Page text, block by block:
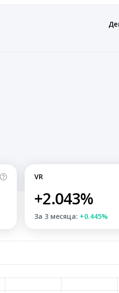
VR
+2.043%
За 3 месяца: +0.445%